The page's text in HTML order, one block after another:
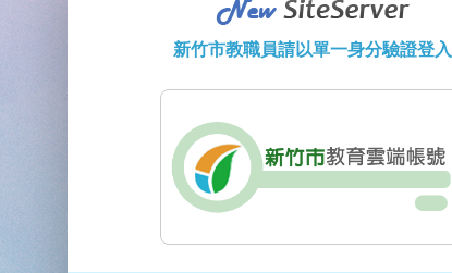
新竹市教職員請以單一身分驗證登入